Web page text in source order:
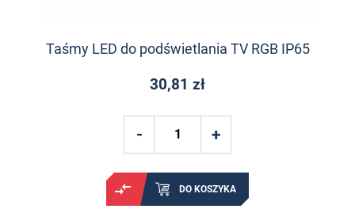
Taśmy LED do podświetlania TV RGB IP65
30,81 zł
DO KOSZYKA